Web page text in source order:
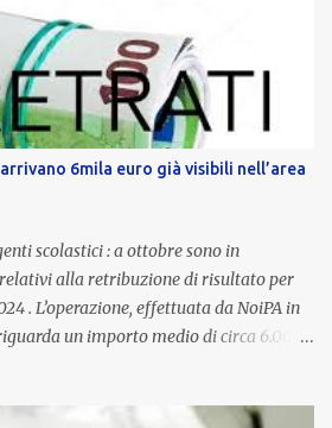
di violenza di genere, in linea con la
l’obiettivo di offrire maggiore tutela e
L’indennità provinciale per i docenti
di una misura esclusiva della
che integra in maniera stabile lo
alle prerogative garantite
è un bonus temporaneo né un
una voce strutturale di retribuzione,
in base al cost...
6mila euro già visibili nell’area
scolastici : a ottobre sono in
alla retribuzione di risultato per
. L’operazione, effettuata da NoiPA in
un importo medio di circa 6.000
la retribuzione di risultato La